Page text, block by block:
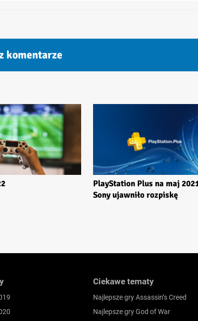
komentarze
PlayStation Plus na maj
Sony ujawniło rozpiskę
Ciekawe tematy
Najlepsze gry Assassin’s Creed
Najlepsze gry God of War